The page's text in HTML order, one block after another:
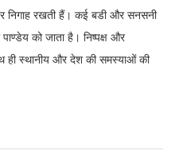
निगाह रखती हैं। कई बडी और सनसनी
को जाता है। निष्पक्ष और
ही स्थानीय और देश की समस्याओं की